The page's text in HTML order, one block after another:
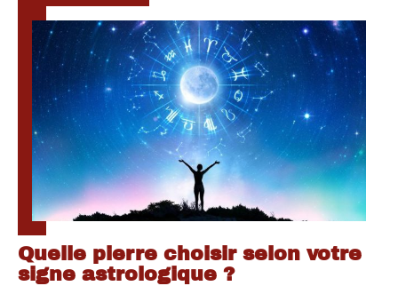
Quelle pierre choisir selon votre
signe astrologique ?